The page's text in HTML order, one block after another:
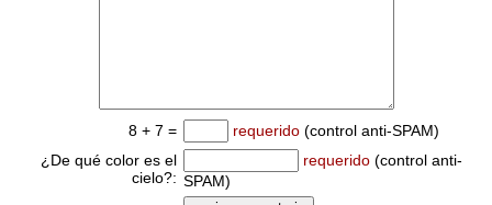
8 + 7 = requerido (control anti-SPAM)
¿De qué color es el
cielo?:
requerido (control anti-
SPAM)